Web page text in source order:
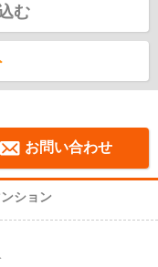
む
お問い合わせ
ション